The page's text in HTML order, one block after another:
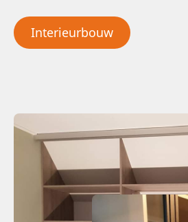
Interieurbouw